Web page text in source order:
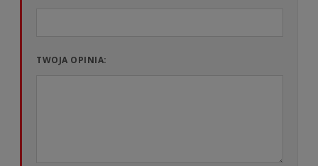
TWOJA OPINIA: